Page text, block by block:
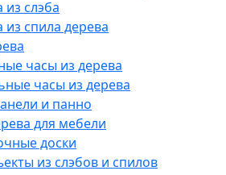
из слэба
из спила дерева
часы из дерева
часы из дерева
и панно
для мебели
доски
из слэбов и спилов